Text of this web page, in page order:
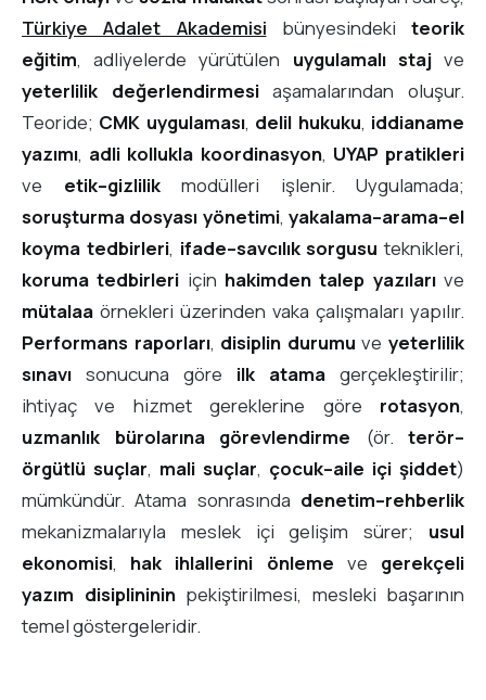
Türkiye Adalet Akademisi bünyesindeki teorik
eğitim, adliyelerde yürütülen uygulamalı stajve
yeterlilik değerlendirmesiaşamalarından oluşur.
Teoride; CMK uygulaması, delil hukuku, iddianame
yazımı, adli kollukla koordinasyon, UYAP pratikleri
ve etik–gizlilikmodülleri işlenir. Uygulamada;
soruşturma dosyası yönetimi,yakalama–arama–el
koyma tedbirleri, ifade–savcılık sorgusu teknikleri,
koruma tedbirleri için hakimden talep yazılarıve
mütalaa örnekleri üzerinden vaka çalışmaları yapılır.
Performans raporları, disiplin durumu veyeterlilik
sınavı sonucuna göre ilk atama gerçekleştirilir;
ihtiyaç ve hizmet gereklerine göre rotasyon,
uzmanlık bürolarına görevlendirme (ör. terör–
örgütlü suçlar, mali suçlar, çocuk–aile içi şiddet)
mümkündür. Atama sonrasında denetim–rehberlik
mekanizmalarıyla meslek içi gelişim sürer; usul
ekonomisi, hak ihlallerini önleme ve gerekçeli
yazım disiplinininpekiştirilmesi, mesleki başarının
temel göstergeleridir.